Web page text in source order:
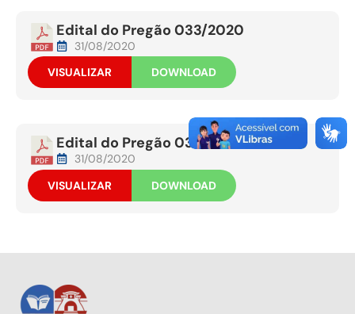
Edital do Pregão 033/2020
31/08/2020
VISUALIZAR
DOWNLOAD
Edital do Pregão 033/2020
31/08/2020
VISUALIZAR
DOWNLOAD